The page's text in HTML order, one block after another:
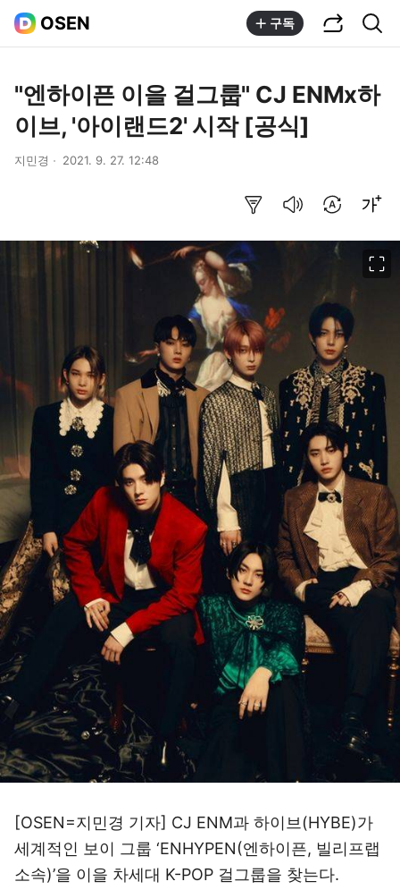
OSEN 구독
"엔하이픈 이을 걸그룹" CJ ENMx하
이브, '아이랜드2' 시작 [공식]
지민경 2021. 9. 27. 12:48
[OSEN=지민경 기자] CJ ENM과 하이브(HYBE)가
세계적인 보이 그룹 ‘ENHYPEN(엔하이픈, 빌리프랩
소속)’을 이을 차세대 K-POP 걸그룹을 찾는다.